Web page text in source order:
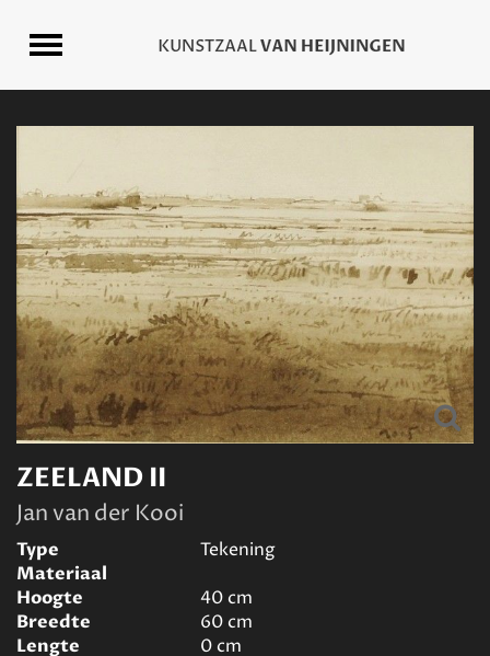
ZEELAND II
Jan van der Kooi
Type
Tekening
Materiaal
Hoogte
40cm
Breedte
60cm
Lengte
0cm